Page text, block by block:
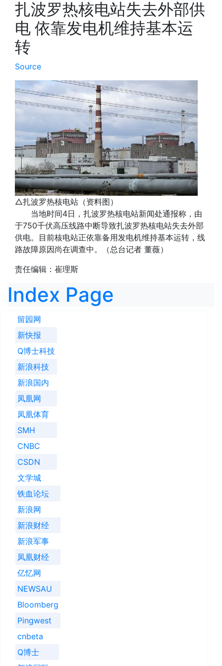
扎波罗热核电站失去外部供
电 依靠发电机维持基本运
转
Source
△扎波罗热核电站（资料图）
当地时间4日，扎波罗热核电站新闻处通报称，由
于750千伏高压线路中断导致扎波罗热核电站失去外部
供电。目前核电站正依靠备用发电机维持基本运转，线
路故障原因尚在调查中。（总台记者 董薇）
责任编辑：崔理斯
Index Page
留园网
新快报
Q博士科技
新浪科技
新浪国内
凤凰网
凤凰体育
SMH
CNBC
CSDN
文学城
铁血论坛
新浪网
新浪财经
新浪军事
凤凰财经
亿忆网
NEWSAU
Bloomberg
Pingwest
cnbeta
Q博士